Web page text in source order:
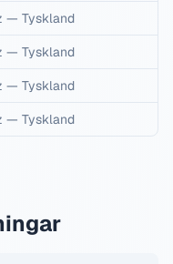
— Tyskland
— Tyskland
— Tyskland
— Tyskland